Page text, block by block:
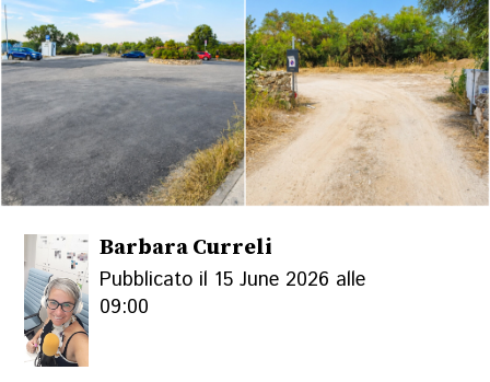
Barbara Curreli
Pubblicato il 15 June 2026 alle
09:00